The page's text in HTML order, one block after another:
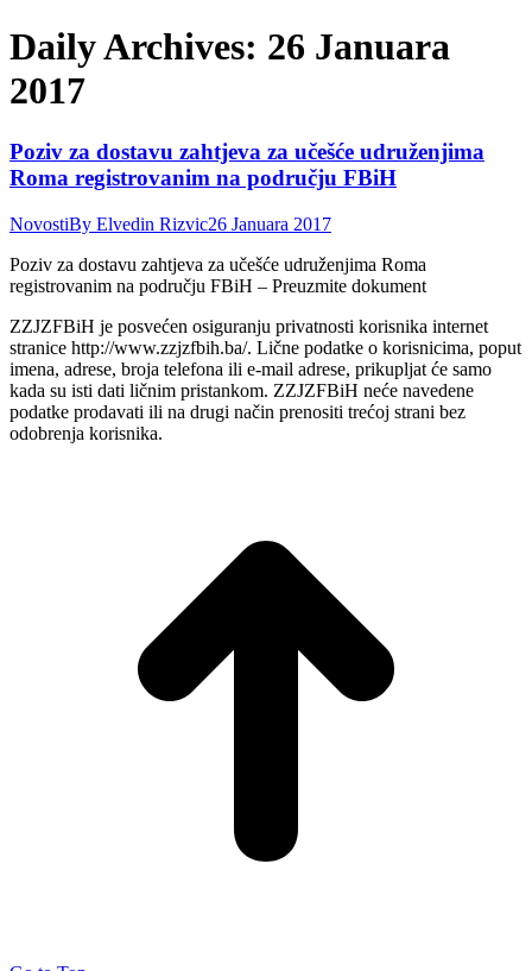
Daily Archives: 26 Januara
2017
Poziv za dostavu zahtjeva za učešće udruženjima
Roma registrovanim na području FBiH
NovostiBy Elvedin Rizvic26 Januara 2017
Poziv za dostavu zahtjeva za učešće udruženjima Roma
registrovanim na području FBiH – Preuzmite dokument
ZZJZFBiH je posvećen osiguranju privatnosti korisnika internet
stranice http://www.zzjzfbih.ba/. Lične podatke o korisnicima, poput
imena, adrese, broja telefona ili e-mail adrese, prikupljat će samo
kada su isti dati ličnim pristankom. ZZJZFBiH neće navedene
podatke prodavati ili na drugi način prenositi trećoj strani bez
odobrenja korisnika.